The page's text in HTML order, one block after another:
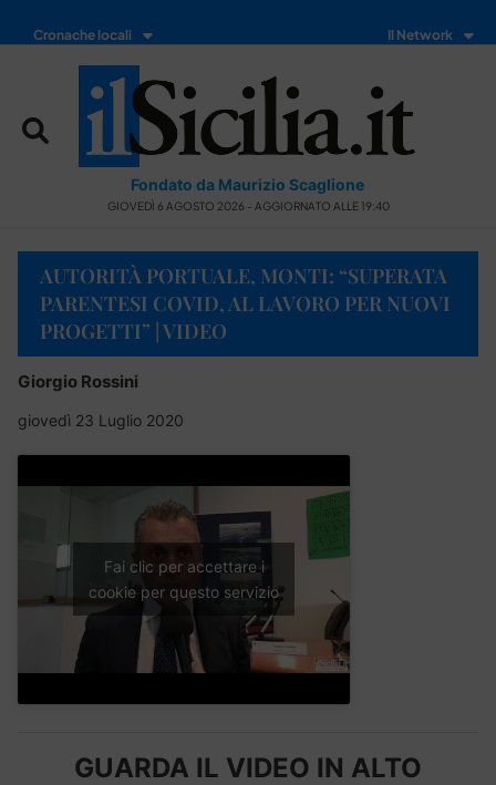
Cronache locali Il Network
Fondato da Maurizio Scaglione
GIOVEDÌ 6 AGOSTO 2026 - AGGIORNATO ALLE 19:40
AUTORITÀ PORTUALE, MONTI: “SUPERATA
PARENTESI COVID, AL LAVORO PER NUOVI
PROGETTI” | VIDEO
Giorgio Rossini
giovedì 23 Luglio 2020
Fai clic per accettare i
cookie per questo servizio
GUARDA IL VIDEO IN ALTO